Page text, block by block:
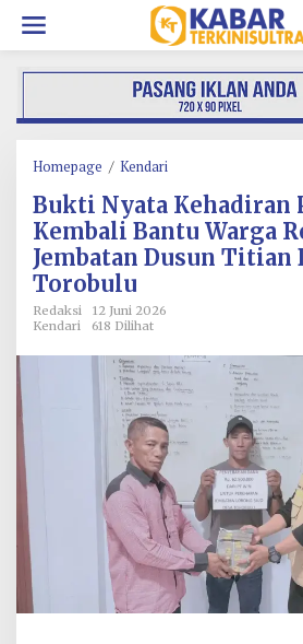
w
Homepage / Kendari
t
i
N
K
e
h
a
d
r
a
n
P
T
W
I
N
Bukti Nyata Kehadiran
Kembali Bantu Warga
Jembatan Dusun Titian
Torobulu
Redaksi
12 Juni 2026
Kendari
618 Dilihat